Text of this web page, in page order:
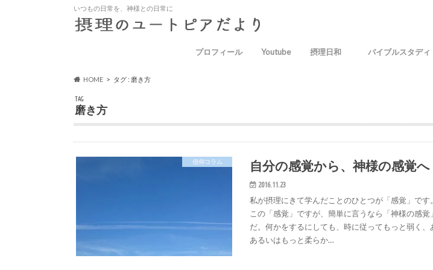
いつもの日常を、神様との日常に
プロフィール Youtube 摂理日和 バイブルスタディ
HOME タグ : 磨き方
TAG
磨き方
信仰コラム 自分の感覚から、神様の感覚へ
2016.11.23
私が摂理にきて学んだことのひとつが「感覚」です
この「感覚」ですが、簡単に言うなら「神様の感覚
だ。何かをするにしても、時に従ってもっと弱く、
あるいはもっと柔らか…